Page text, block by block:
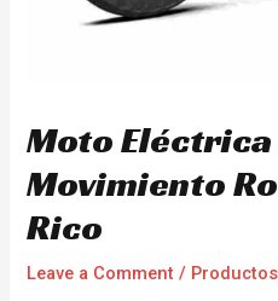
Moto Eléctrica
Movimiento
Rico
Leave a Comment / Productos